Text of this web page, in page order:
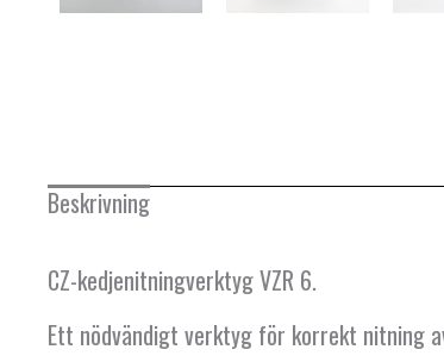
Beskrivning
CZ-kedjenitningverktyg VZR 6.
Ett nödvändigt verktyg för korrekt nitning